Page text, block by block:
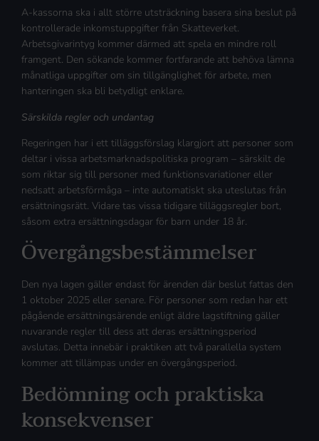
A-kassorna ska i allt större utsträckning basera sina beslut på
kontrollerade inkomstuppgifter från Skatteverket.
Arbetsgivarintyg kommer därmed att spela en mindre roll
framgent. Den sökande kommer fortfarande att behöva lämna
månatliga uppgifter om sin tillgänglighet för arbete, men
hanteringen ska bli betydligt enklare.
Särskilda regler och undantag
Regeringen har i ett tilläggsförslag klargjort att personer som
deltar i vissa arbetsmarknadspolitiska program – särskilt de
som riktar sig till personer med funktionsvariationer eller
nedsatt arbetsförmåga – inte automatiskt ska uteslutas från
ersättningsrätt. Vidare tas vissa tidigare tilläggsregler bort,
såsom extra ersättningsdagar för barn under 18 år.
Övergångsbestämmelser
Den nya lagen gäller endast för ärenden där beslut fattas den
1 oktober 2025 eller senare. För personer som redan har ett
pågående ersättningsärende enligt äldre lagstiftning gäller
nuvarande regler till dess att deras ersättningsperiod
avslutas. Detta innebär i praktiken att två parallella system
kommer att tillämpas under en övergångsperiod.
Bedömning och praktiska
konsekvenser